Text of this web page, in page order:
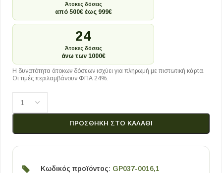
Άτοκες δόσεις
από 500€ έως 999€
24
Άτοκες δόσεις
άνω των 1000€
Η δυνατότητα άτοκων δόσεων ισχύει για πληρωμή με πιστωτική κάρτα.
Οι τιμές περιλαμβάνουν ΦΠΑ 24%.
ΠΡΟΣΘΉΚΗ ΣΤΟ ΚΑΛΆΘΙ
Κωδικός προϊόντος: GP037-0016,1